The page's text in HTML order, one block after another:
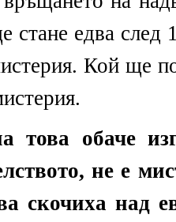
стане едва
Кой ще
това обаче
не е
скочиха над